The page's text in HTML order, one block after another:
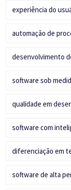
experiência do
automação de
desenvolvimento
software sob
qualidade em
software com
diferenciação em
software de alta